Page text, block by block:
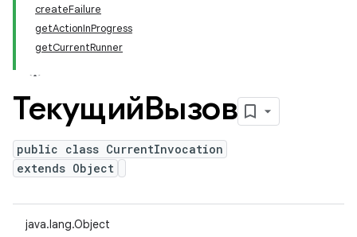
createFailure
getActionInProgress
getCurrentRunner
ТекущийВызов
public class CurrentInvocation
extends Object
java.lang.Object